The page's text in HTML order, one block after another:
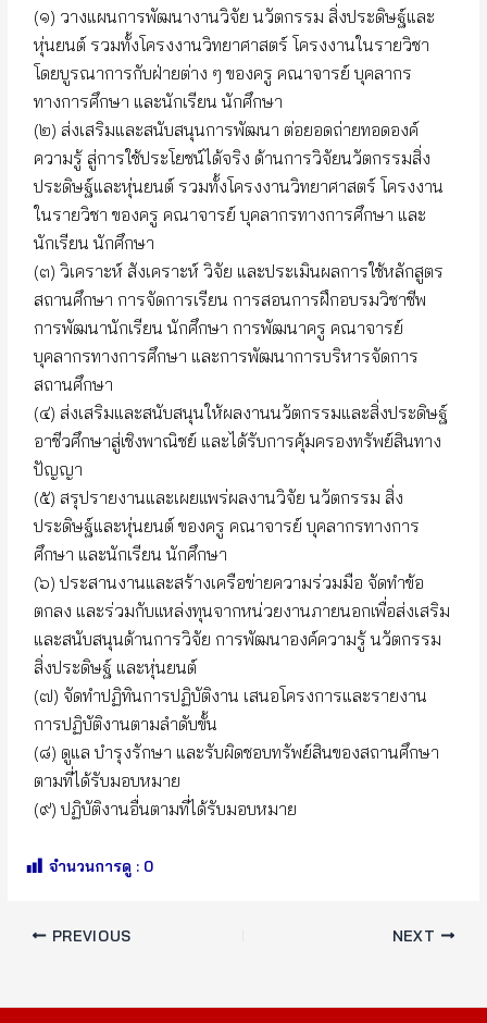
(๑) วางแผนการพัฒนางานวิจัย นวัตกรรม สิ่งประดิษฐ์และ
หุ่นยนต์ รวมทั้งโครงงานวิทยาศาสตร์ โครงงานในรายวิชา
โดยบูรณาการกับฝ่ายต่าง ๆ ของครู คณาจารย์ บุคลากร
ทางการศึกษา และนักเรียน นักศึกษา
(๒) ส่งเสริมและสนับสนุนการพัฒนา ต่อยอดถ่ายทอดองค์
ความรู้ สู่การใช้ประโยชน์ได้จริง ด้านการวิจัยนวัตกรรมสิ่ง
ประดิษฐ์และหุ่นยนต์ รวมทั้งโครงงานวิทยาศาสตร์ โครงงาน
ในรายวิชา ของครู คณาจารย์ บุคลากรทางการศึกษา และ
นักเรียน นักศึกษา
(๓) วิเคราะห์ สังเคราะห์ วิจัย และประเมินผลการใช้หลักสูตร
สถานศึกษา การจัดการเรียน การสอนการฝึกอบรมวิชาชีพ
การพัฒนานักเรียน นักศึกษา การพัฒนาครู คณาจารย์
บุคลากรทางการศึกษา และการพัฒนาการบริหารจัดการ
สถานศึกษา
(๔) ส่งเสริมและสนับสนุนให้ผลงานนวัตกรรมและสิ่งประดิษฐ์
อาชีวศึกษาสู่เชิงพาณิชย์ และได้รับการคุ้มครองทรัพย์สินทาง
ปัญญา
(๕) สรุปรายงานและเผยแพร่ผลงานวิจัย นวัตกรรม สิ่ง
ประดิษฐ์และหุ่นยนต์ ของครู คณาจารย์ บุคลากรทางการ
ศึกษา และนักเรียน นักศึกษา
(๖) ประสานงานและสร้างเครือข่ายความร่วมมือ จัดทำข้อ
ตกลง และร่วมกับแหล่งทุนจากหน่วยงานภายนอกเพื่อส่งเสริม
และสนับสนุนด้านการวิจัย การพัฒนาองค์ความรู้ นวัตกรรม
สิ่งประดิษฐ์ และหุ่นยนต์
(๗) จัดทำปฏิทินการปฏิบัติงาน เสนอโครงการและรายงาน
การปฏิบัติงานตามลำดับขั้น
(๘) ดูแล บำรุงรักษา และรับผิดชอบทรัพย์สินของสถานศึกษา
ตามที่ได้รับมอบหมาย
(๙) ปฏิบัติงานอื่นตามที่ได้รับมอบหมาย
จำนวนการดู : 0
PREVIOUS NEXT